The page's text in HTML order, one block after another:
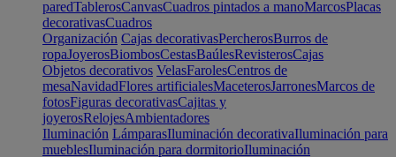
paredTablerosCanvasCuadros pintados a manoMarcosPlacas
decorativasCuadros
Organización Cajas decorativasPercherosBurros de
ropaJoyerosBiombosCestasBaúlesRevisterosCajas
Objetos decorativos VelasFarolesCentros de
mesaNavidadFlores artificialesMaceterosJarronesMarcos de
fotosFiguras decorativasCajitas y
joyerosRelojesAmbientadores
Iluminación LámparasIluminación decorativaIluminación para
mueblesIluminación para dormitorioIluminación